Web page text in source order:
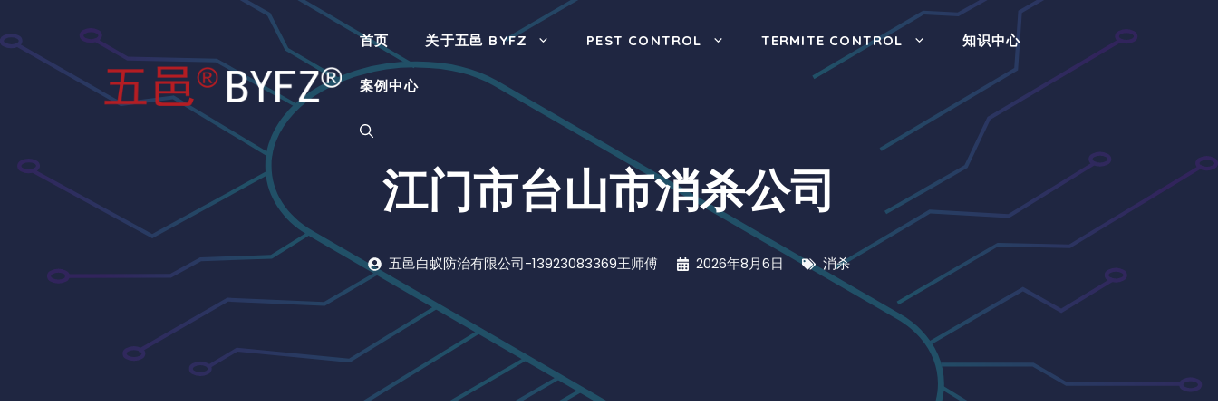
至
内
首页 关于五邑 BYFZ PEST CONTROL TERMITE CONTROL 知识中心
案例中心
江门市台山市消杀公司
五邑白蚁防治有限公司-13923083369王师傅 2026年8月6日 消杀